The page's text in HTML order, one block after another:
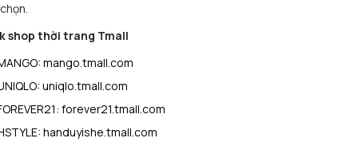
shop thời trang Tmall
mango.tmall.com
uniqlo.tmall.com
forever21.tmall.com
handuyishe.tmall.com